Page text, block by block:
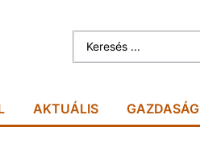
AKTUÁLIS GAZDASÁG